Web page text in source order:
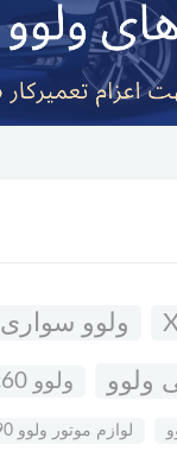
ولوو سواری
ولوو ولوو xc60
لوازم موتور ولوو XC90